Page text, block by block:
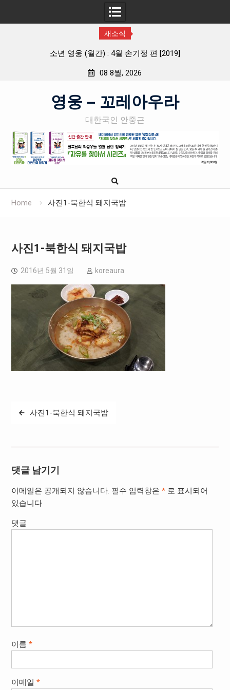
새소식
소년 영웅 (월간) : 4월 손기정 편 [2019]
08 8월, 2026
영웅 – 꼬레아우라
대한국인 안중근
Home 사진1-북한식 돼지국밥
사진1-북한식 돼지국밥
2016년 5월 31일 koreaura
글
사진1-북한식 돼지국밥
댓글 남기기
이메일은 공개되지 않습니다. 필수 입력창은 *로 표시되어
있습니다
댓글
이름 *
이메일 *